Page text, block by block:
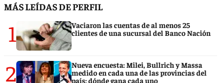
MÁS LEÍDAS DE PERFIL
1
Vaciaron las cuentas de al menos 25
clientes de una sucursal del Banco Nación
2
Nueva encuesta: Milei, Bullrich y Massa
medido en cada una de las provincias del
país: dónde gana cada uno